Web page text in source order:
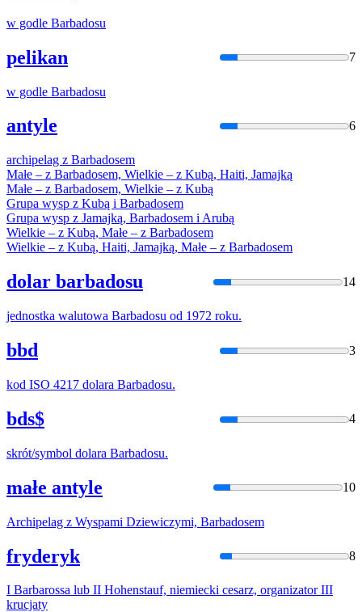
w godle Barbadosu
pelikan 7
w godle Barbadosu
antyle 6
archipelag z Barbadosem
Małe – z Barbadosem, Wielkie – z Kubą, Haiti, Jamajką
Małe – z Barbadosem, Wielkie – z Kubą
Grupa wysp z Kubą i Barbadosem
Grupa wysp z Jamajką, Barbadosem i Arubą
Wielkie – z Kubą, Małe – z Barbadosem
Wielkie – z Kubą, Haiti, Jamajką, Małe – z Barbadosem
dolar barbadosu 14
jednostka walutowa Barbadosu od 1972 roku.
bbd 3
kod ISO 4217 dolara Barbadosu.
bds$ 4
skrót/symbol dolara Barbadosu.
małe antyle 10
Archipelag z Wyspami Dziewiczymi, Barbadosem
fryderyk 8
I Barbarossa lub II Hohenstauf, niemiecki cesarz, organizator III
krucjaty